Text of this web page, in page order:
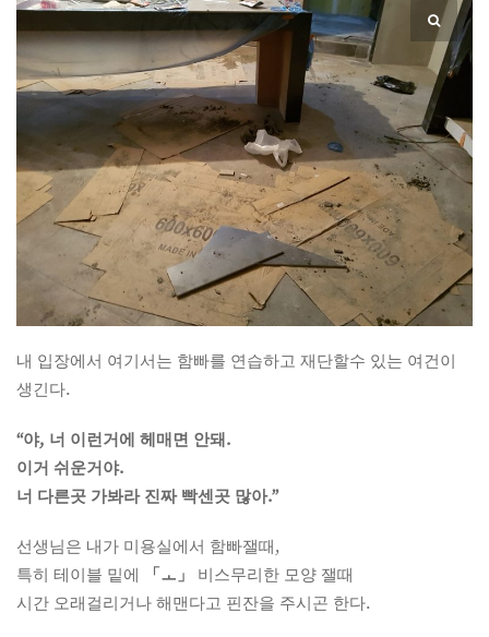
내 입장에서 여기서는 함빠를 연습하고 재단할수 있는 여건이
생긴다.
“야, 너 이런거에 헤매면 안돼.
이거 쉬운거야.
너 다른곳 가봐라 진짜 빡센곳 많아.”
선생님은 내가 미용실에서 함빠잴때,
특히 테이블 밑에
「ㅗ」
비스무리한 모양 잴때
시간 오래걸리거나 해맨다고 핀잔을 주시곤 한다.